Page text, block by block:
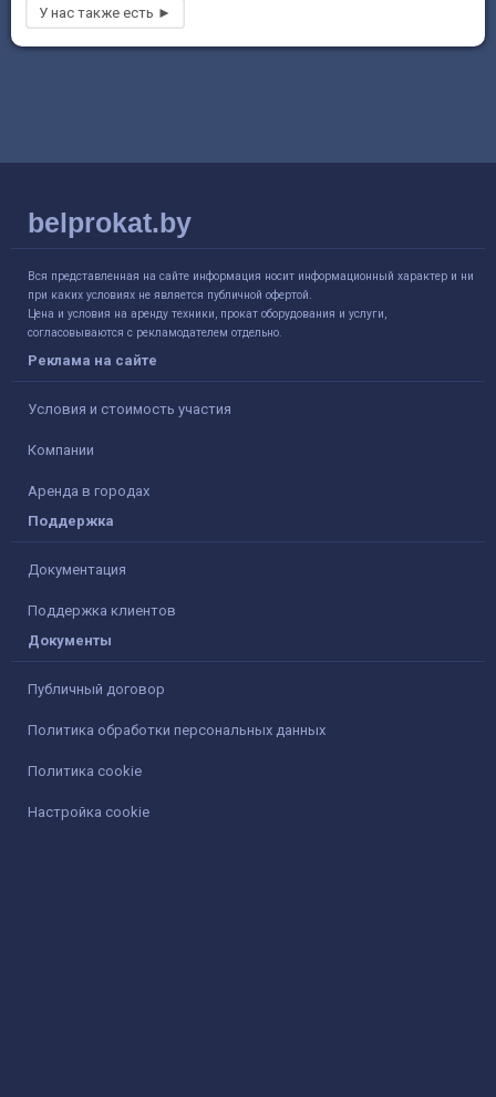
belprokat.by
Вся представленная на сайте информация носит информационный характер и ни
при каких условиях не является публичной офертой.
Цена и условия на аренду техники, прокат оборудования и услуги,
согласовываются с рекламодателем отдельно.
Реклама на сайте
Условия и стоимость участия
Компании
Аренда в городах
Поддержка
Документация
Поддержка клиентов
Документы
Публичный договор
Политика обработки персональных данных
Политика cookie
Настройка cookie